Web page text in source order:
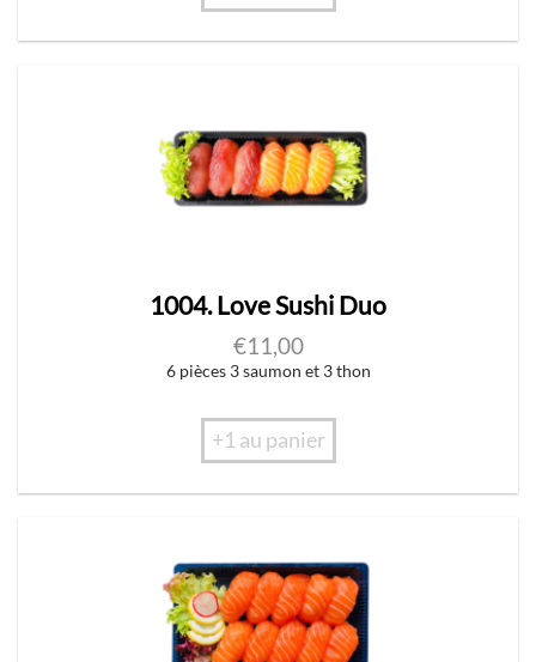
1004. Love Sushi Duo
€11,00
6 pièces 3 saumon et 3 thon
+1 au panier